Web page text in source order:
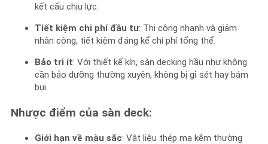
kết cấu chịu lực.
Tiết kiệm chi phí đầu tư: Thi công nhanh và giảm
nhân công, tiết kiệm đáng kể chi phí tổng thể.
Bảo trì ít: Với thiết kế kín, sàn decking hầu như không
cần bảo dưỡng thường xuyên, không bị gỉ sét hay bám
bụi.
Nhược điểm của sàn deck:
Giới hạn về màu sắc: Vật liệu thép mạ kẽm thường